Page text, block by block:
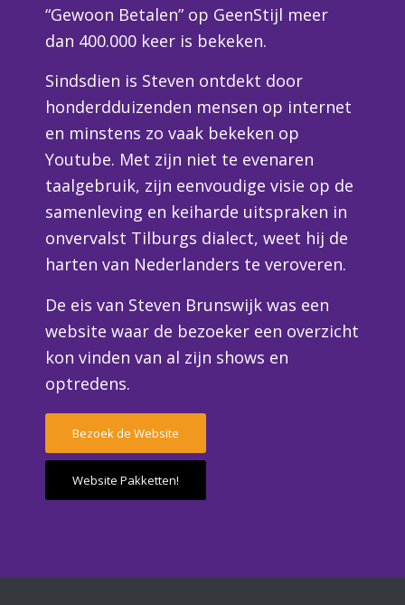
“Gewoon Betalen” op GeenStijl meer
dan 400.000 keer is bekeken.
Sindsdien is Steven ontdekt door
honderdduizenden mensen op internet
en minstens zo vaak bekeken op
Youtube. Met zijn niet te evenaren
taalgebruik, zijn eenvoudige visie op de
samenleving en keiharde uitspraken in
onvervalst Tilburgs dialect, weet hij de
harten van Nederlanders te veroveren.
De eis van Steven Brunswijk was een
website waar de bezoeker een overzicht
kon vinden van al zijn shows en
optredens.
Bezoek de Website
Website Pakketten!